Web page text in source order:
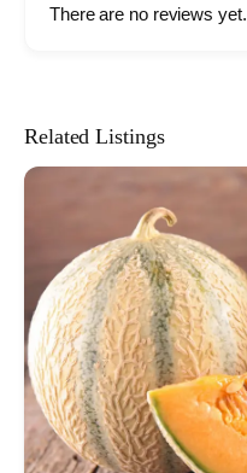
There are no reviews yet.
Related Listings